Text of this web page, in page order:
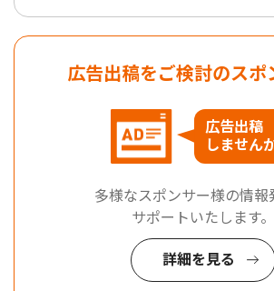
広告出稿をご検討のスポ
広告出稿
しません
多様なスポンサー様の情報
サポートいたします。
詳細を見る